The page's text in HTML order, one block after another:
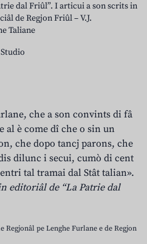
dal Friûl”. I articui a son scrits in
de Regjon Friûl – V.J.
Taliane
che a son convints di fâ
al è come dî che o sin un
che dopo tancj parons, che
dilunc i secui, cumò di cent
tal tramai dal Stât talian».
editoriâl de “La Patrie dal
Regjonâl pe Lenghe Furlane e de Regjon